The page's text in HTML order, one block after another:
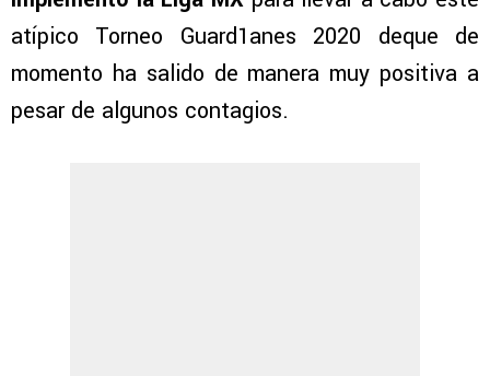
atípico Torneo Guard1anes 2020 deque de
momento ha salido de manera muy positiva a
pesar de algunos contagios.